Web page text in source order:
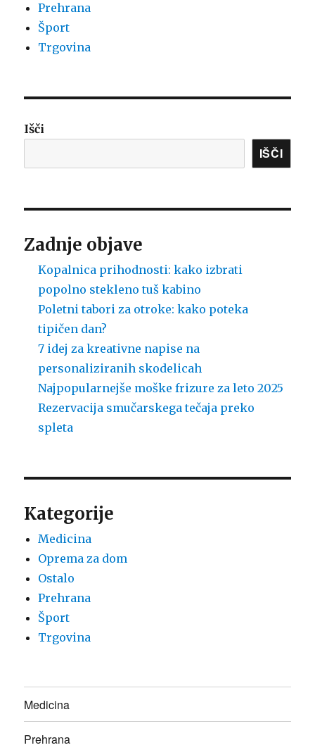
Prehrana
Šport
Trgovina
Išči
IŠČI
Zadnje objave
Kopalnica prihodnosti: kako izbrati
popolno stekleno tuš kabino
Poletni tabori za otroke: kako poteka
tipičen dan?
7 idej za kreativne napise na
personaliziranih skodelicah
Najpopularnejše moške frizure za leto 2025
Rezervacija smučarskega tečaja preko
spleta
Kategorije
Medicina
Oprema za dom
Ostalo
Prehrana
Šport
Trgovina
Medicina
Prehrana